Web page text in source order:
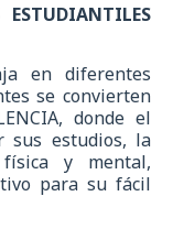
ESTUDIANTILES
en diferentes
se convierten
donde el
sus estudios, la
física y mental,
para su fácil